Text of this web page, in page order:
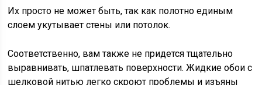
Их просто не может быть, так как полотно единым
слоем укутывает стены или потолок.
Соответственно, вам также не придется тщательно
выравнивать, шпатлевать поверхности. Жидкие обои с
шелковой нитью легко скроют проблемы и изъяны